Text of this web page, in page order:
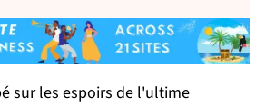
sur les espoirs de l'ultime